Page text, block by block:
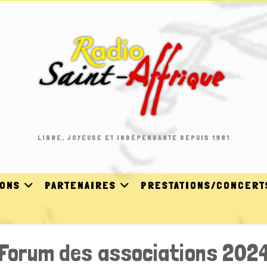
LIBRE, JOYEUSE ET INDÉPENDANTE DEPUIS 1981
PARTENAIRES PRESTATIONS/
des associations